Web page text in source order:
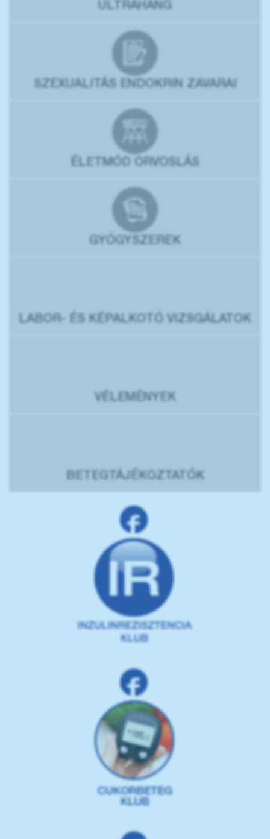
ULTRAHANG
SZEXUALITÁS ENDOKRIN ZAVARAI
ÉLETMÓD ORVOSLÁS
GYÓGYSZEREK
LABOR- ÉS KÉPALKOTÓ VIZSGÁLATOK
VÉLEMÉNYEK
BETEGTÁJÉKOZTATÓK